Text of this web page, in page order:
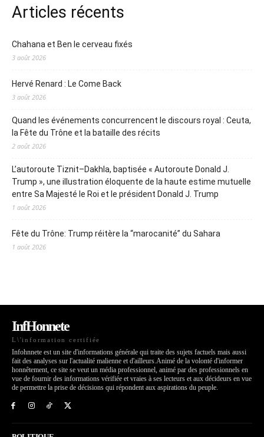
Articles récents
Chahana et Ben le cerveau fixés
3 août 2026
Hervé Renard : Le Come Back
3 août 2026
Quand les événements concurrencent le discours royal : Ceuta,
la Fête du Trône et la bataille des récits
2 août 2026
L’autoroute Tiznit–Dakhla, baptisée « Autoroute Donald J.
Trump », une illustration éloquente de la haute estime mutuelle
entre Sa Majesté le Roi et le président Donald J. Trump
1 août 2026
Fête du Trône: Trump réitère la “marocanité” du Sahara
1 août 2026
InfHonnete
L\'information certifiée
Infohnnete est un site d'informations générale qui traite des sujets factuels mais aussi
fait des analyses sur l'actualité malienne et d'ailleurs.Animé de la volonté d'informer
honnêtement, ce site se veut un média professionnel, animé par des professionnels en
vue de fournir des informations vérifiée et vraies à ses lecteurs et aux décideurs en vue
de permettre la prise de décisions qui répondent aux aspirations du peuple.